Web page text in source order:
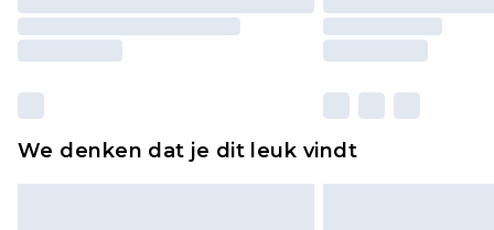
We denken dat je dit leuk vindt